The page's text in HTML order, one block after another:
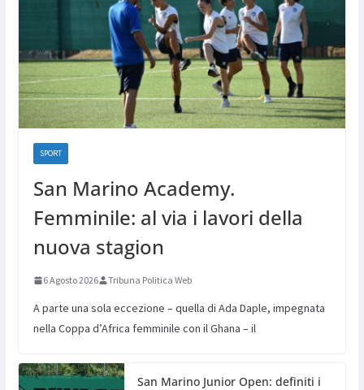
SPORT
San Marino Academy.
Femminile: al via i lavori della
nuova stagion
6 Agosto 2026 Tribuna Politica Web
A parte una sola eccezione – quella di Ada Daple, impegnata
nella Coppa d’Africa femminile con il Ghana – il
San Marino Junior Open: definiti i